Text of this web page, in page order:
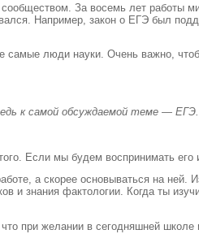
За восемь лет работы
Например, закон о ЕГЭ был
самые люди науки. Очень важно,
к самой обсуждаемой теме —
Если мы будем воспринимать
а скорее основываться на
и знания фактологии. Когда ты
при желании в сегодняшней